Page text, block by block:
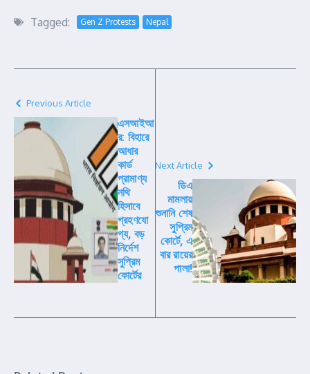
Tagged: Gen Z Protests Nepal
Previous Article
এসআইআ
র: বিহারে
আধার
কার্ড
প্রামাণ্য
নথি
হিসাবে
গ্রহণযো
গ্য, বড়
নির্দেশ
সুপ্রিম
কোর্টের
Next Article
ডিএ
মামলায়
শুনানি শেষ
সুপ্রিম
কোর্টে, এ
বার রায়ের
পালা!